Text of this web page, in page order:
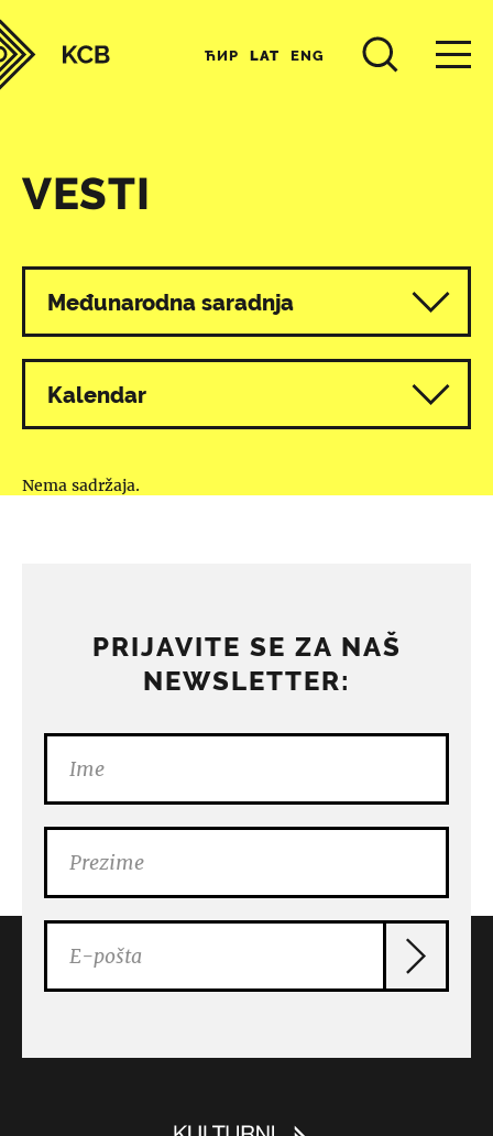
ЋИР LAT ENG
VESTI
Svi programi
Međunarodna saradnja
Kalendar
Nema sadržaja.
PRIJAVITE SE ZA NAŠ
NEWSLETTER: